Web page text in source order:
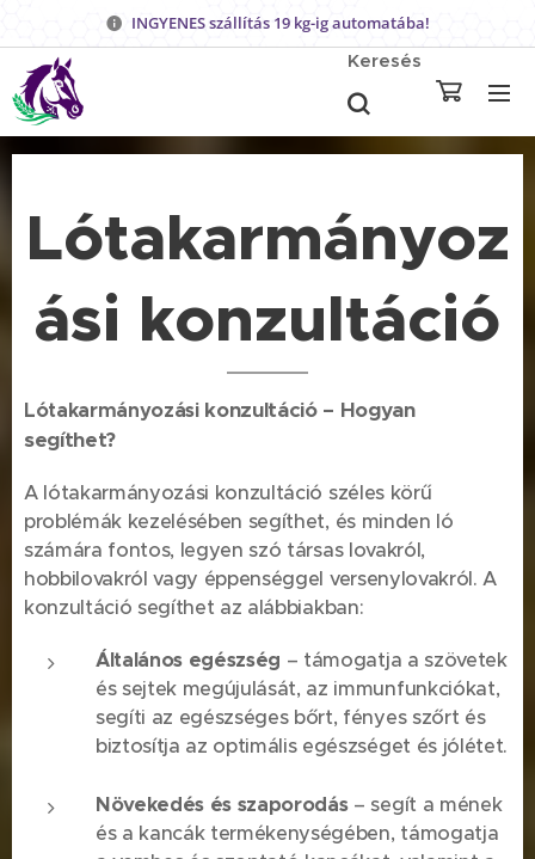
INGYENES szállítás 19 kg-ig automatába!
Keresés
Lótakarmányoz
ási konzultáció
Lótakarmányozási konzultáció – Hogyan
segíthet?
A lótakarmányozási konzultáció széles körű
problémák kezelésében segíthet, és minden ló
számára fontos, legyen szó társas lovakról,
hobbilovakról vagy éppenséggel versenylovakról. A
konzultáció segíthet az alábbiakban:
Általános egészség – támogatja a szövetek
és sejtek megújulását, az immunfunkciókat,
segíti az egészséges bőrt, fényes szőrt és
biztosítja az optimális egészséget és jólétet.
Növekedés és szaporodás– segít a mének
és a kancák termékenységében, támogatja